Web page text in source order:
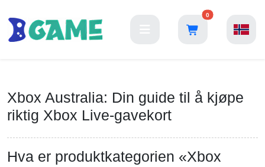
0
Xbox Australia: Din guide til å kjøpe
riktig Xbox Live-gavekort
Hva er produktkategorien «Xbox